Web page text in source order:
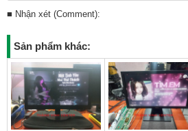
■ Nhận xét (Comment):
Sản phẩm khác: